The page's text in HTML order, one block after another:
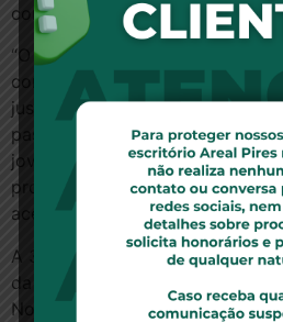
com o plano.
“O ex-empregado foi mantido
contribuição favorecia os
justamente quando ele próprio
passou a necessitar da
jovens para a fixação de uma
proporcionalmente menor do
acentuada da última faixa
A 3ª Turma do STJ já aplicou o
da
supressio
em caso de plano
No caso, a permanência do ex-